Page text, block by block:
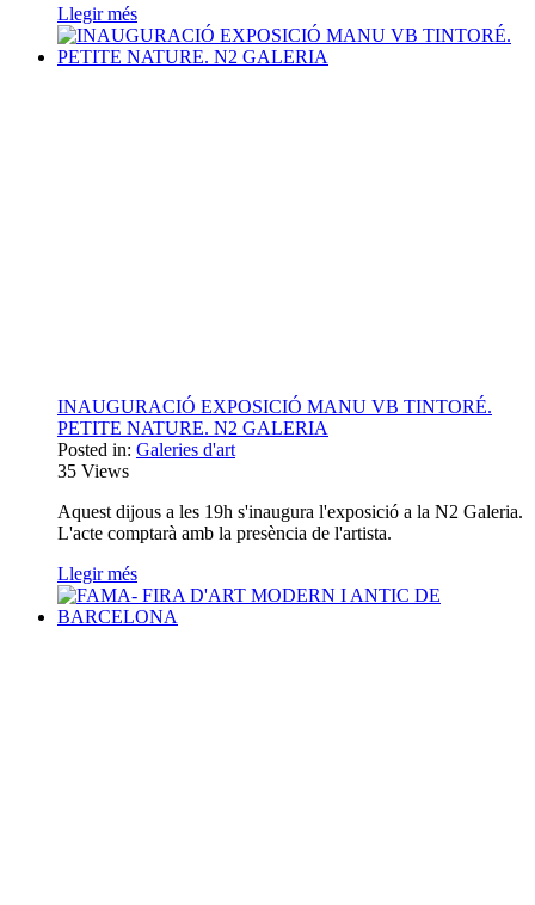
Llegir més
INAUGURACIÓ EXPOSICIÓ MANU VB TINTORÉ.
PETITE NATURE. N2 GALERIA
Posted in: Galeries d'art
35 Views
Aquest dijous a les 19h s'inaugura l'exposició a la N2 Galeria.
L'acte comptarà amb la presència de l'artista.
Llegir més